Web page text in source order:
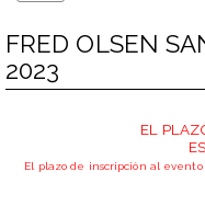
FRED OLSEN
2023
EL
El plazo de inscripción al evento